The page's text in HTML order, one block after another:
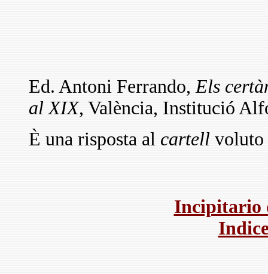
Ed. Antoni Ferrando,Els
al XIX, València, Institució
È una risposta al cartell voluto
Incipitario